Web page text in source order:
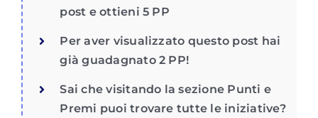
post e ottieni 5 PP
Per aver visualizzato questo post hai
già guadagnato 2 PP!
Sai che visitando la sezione Punti e
Premi puoi trovare tutte le iniziative?